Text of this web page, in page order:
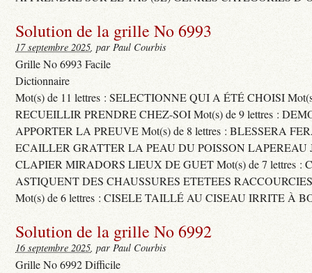
Solution de la grille No 6993
17 septembre 2025, par Paul Courbis
Grille No 6993 Facile
Dictionnaire
Mot(s) de 11 lettres : SELECTIONNE QUI A ÉTÉ CHOISI
RECUEILLIR PRENDRE CHEZ-SOI Mot(s) de 9 lettres :
APPORTER LA PREUVE Mot(s) de 8 lettres : BLESSERA
ECAILLER GRATTER LA PEAU DU POISSON LAPEREAU
CLAPIER MIRADORS LIEUX DE GUET Mot(s) de 7 lettres :
ASTIQUENT DES CHAUSSURES ETETEES
Mot(s) de 6 lettres : CISELE TAILLÉ AU CISEAU IRRITE À
Solution de la grille No 6992
16 septembre 2025, par Paul Courbis
Grille No 6992 Difficile